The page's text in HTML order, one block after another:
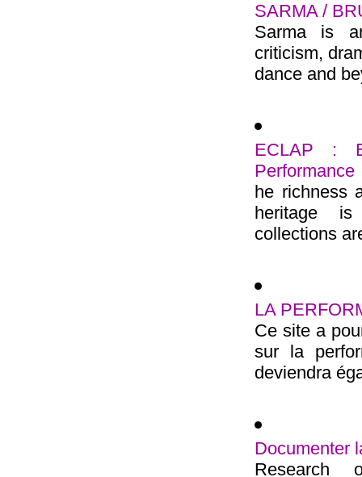
SARMA /
Sarma is
criticism,
dance and
ECLAP :
Performance
he richness
heritage is
collections
LA
Ce site a
sur la
deviendra
Documenter